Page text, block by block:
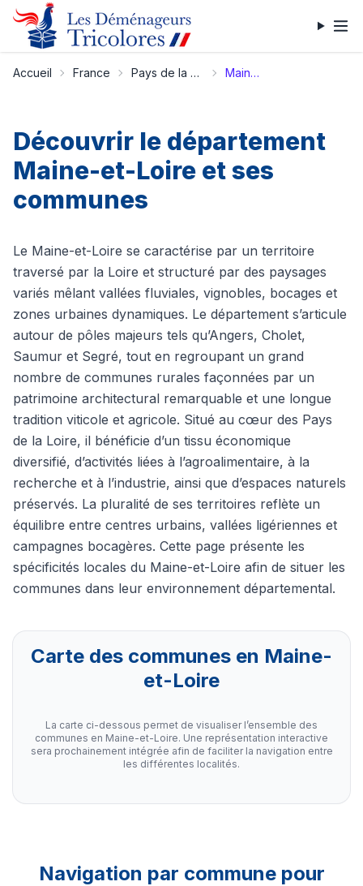
Accueil France Pays de la Loire Maine-et-Loire
Découvrir le département
Maine-et-Loire et ses
communes
Le Maine-et-Loire se caractérise par un territoire
traversé par la Loire et structuré par des paysages
variés mêlant vallées fluviales, vignobles, bocages et
zones urbaines dynamiques. Le département s’articule
autour de pôles majeurs tels qu’Angers, Cholet,
Saumur et Segré, tout en regroupant un grand
nombre de communes rurales façonnées par un
patrimoine architectural remarquable et une longue
tradition viticole et agricole. Situé au cœur des Pays
de la Loire, il bénéficie d’un tissu économique
diversifié, d’activités liées à l’agroalimentaire, à la
recherche et à l’industrie, ainsi que d’espaces naturels
préservés. La pluralité de ses territoires reflète un
équilibre entre centres urbains, vallées ligériennes et
campagnes bocagères. Cette page présente les
spécificités locales du Maine-et-Loire afin de situer les
communes dans leur environnement départemental.
Carte des communes en Maine-
et-Loire
La carte ci-dessous permet de visualiser l’ensemble des
communes en Maine-et-Loire. Une représentation interactive
sera prochainement intégrée afin de faciliter la navigation entre
les différentes localités.
Navigation par commune pour